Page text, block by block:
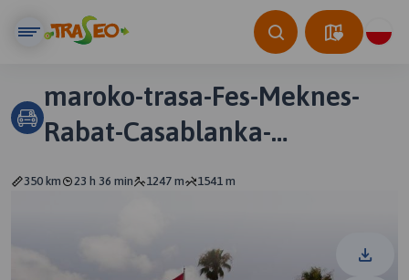
maroko-trasa-Fes-Meknes-
Rabat-Casablanka-
350 km 23 h 36 min 1247 m 1541 m